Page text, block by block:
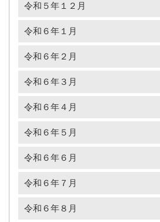
令和５年１２月
令和６年１月
令和６年２月
令和６年３月
令和６年４月
令和６年５月
令和６年６月
令和６年７月
令和６年８月